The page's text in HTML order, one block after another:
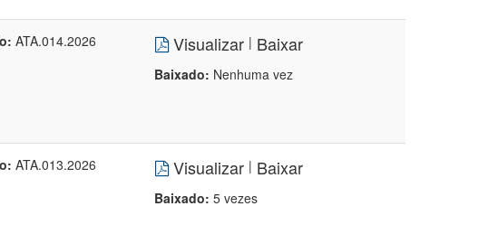
ATA.014.2026 Visualizar | Baixar
Baixado: Nenhuma vez
ATA.013.2026 Visualizar | Baixar
Baixado: 5 vezes